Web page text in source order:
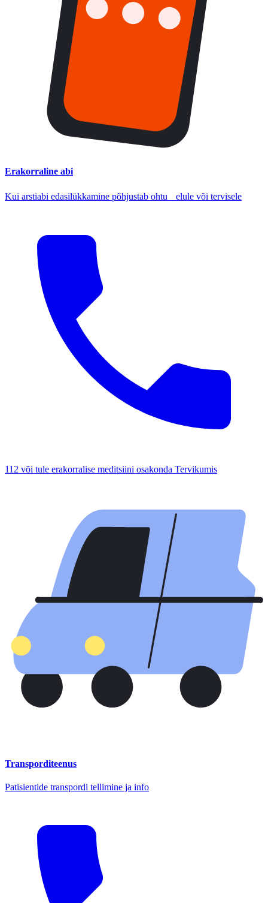
Erakorraline abi
Kui arstiabi edasilükkamine põhjustab ohtu elule või tervisele
112 või tule erakorralise meditsiini osakonda Tervikumis
Transporditeenus
Patisientide transpordi tellimine ja info